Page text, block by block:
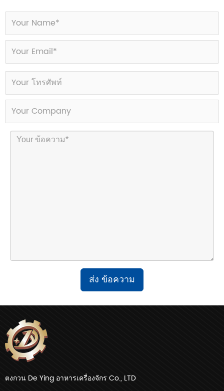
ส่ง ข้อความ
ตงกวน De Ying อาหารเครื่องจักร Co., LTD